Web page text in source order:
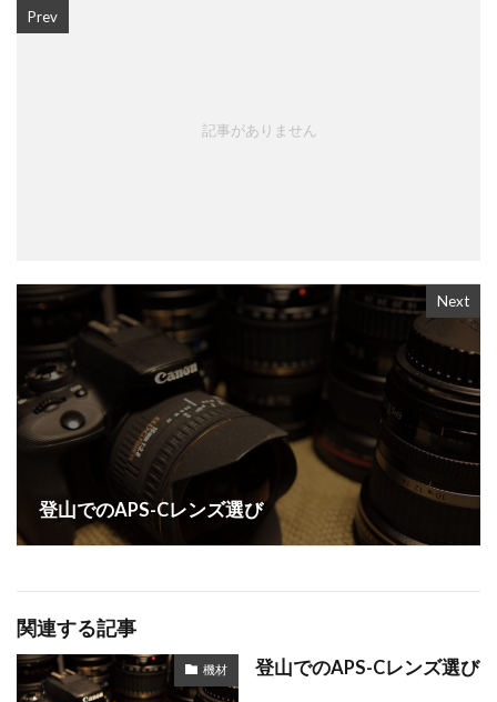
Prev
記事がありません
Next
登山でのAPS-Cレンズ選び
関連する記事
機材 登山でのAPS-Cレンズ選び